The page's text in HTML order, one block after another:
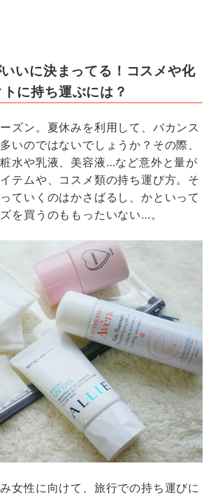
いに決まってる！コスメや化
に持ち運ぶには？
ズン。夏休みを利用して、バカンス
いのではないでしょうか？その際、
水や乳液、美容液…など意外と量が
テムや、コスメ類の持ち運び方。そ
ていくのはかさばるし、かといって
を買うのももったいない…。
女性に向けて、旅行での持ち運びに